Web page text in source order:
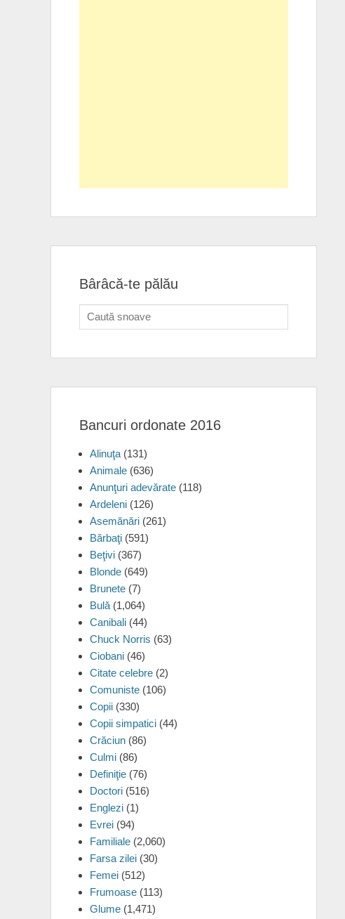
Bârâcă-te pălău
Search
for:
Bancuri ordonate 2016
Alinuţa (131)
Animale (636)
Anunţuri adevărate (118)
Ardeleni (126)
Asemănări (261)
Bărbaţi (591)
Beţivi (367)
Blonde (649)
Brunete (7)
Bulă (1,064)
Canibali (44)
Chuck Norris (63)
Ciobani (46)
Citate celebre (2)
Comuniste (106)
Copii (330)
Copii simpatici (44)
Crăciun (86)
Culmi (86)
Definiţie (76)
Doctori (516)
Englezi (1)
Evrei (94)
Familiale (2,060)
Farsa zilei (30)
Femei (512)
Frumoase (113)
Glume (1,471)